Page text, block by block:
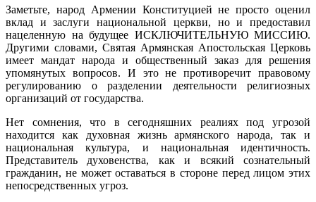
Заметьте, народ Армении Конституцией не просто оценил
вклад и заслуги национальной церкви, но и предоставил
нацеленную на будущее ИСКЛЮЧИТЕЛЬНУЮ МИССИЮ.
Другими словами, Святая Армянская Апостольская Церковь
имеет мандат народа и общественный заказ для решения
упомянутых вопросов. И это не противоречит правовому
регулированию о разделении деятельности религиозных
организаций от государства.
Нет сомнения, что в сегодняшних реалиях под угрозой
находится как духовная жизнь армянского народа, так и
национальная культура, и национальная идентичность.
Представитель духовенства, как и всякий сознательный
гражданин, не может оставаться в стороне перед лицом этих
непосредственных угроз.